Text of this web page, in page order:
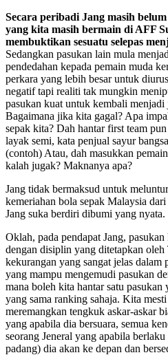
Secara peribadi Jang masih
yang kita masih bermain di AFF
membuktikan sesuatu selepas
Sedangkan pasukan lain mula
pendedahan kepada pemain muda
perkara yang lebih besar untuk
negatif tapi realiti tak mungkin
pasukan kuat untuk kembali menjadi
Bagaimana jika kita gagal? Apa
sepak kita? Dah hantar first team
layak semi, kata penjual sayur
(contoh) Atau, dah masukkan
kalah jugak? Maknanya apa?
Jang tidak bermaksud untuk
kemeriahan bola sepak Malaysia
Jang suka berdiri dibumi yang
Oklah, pada pendapat Jang,
dengan disiplin yang ditetapkan oleh
kekurangan yang sangat jelas dalam
yang mampu mengemudi pasukan
mana boleh kita hantar satu
yang sama ranking sahaja. Kita
meremangkan tengkuk askar-askar
yang apabila dia bersuara, semua
seorang Jeneral yang apabila
padang) dia akan ke depan dan